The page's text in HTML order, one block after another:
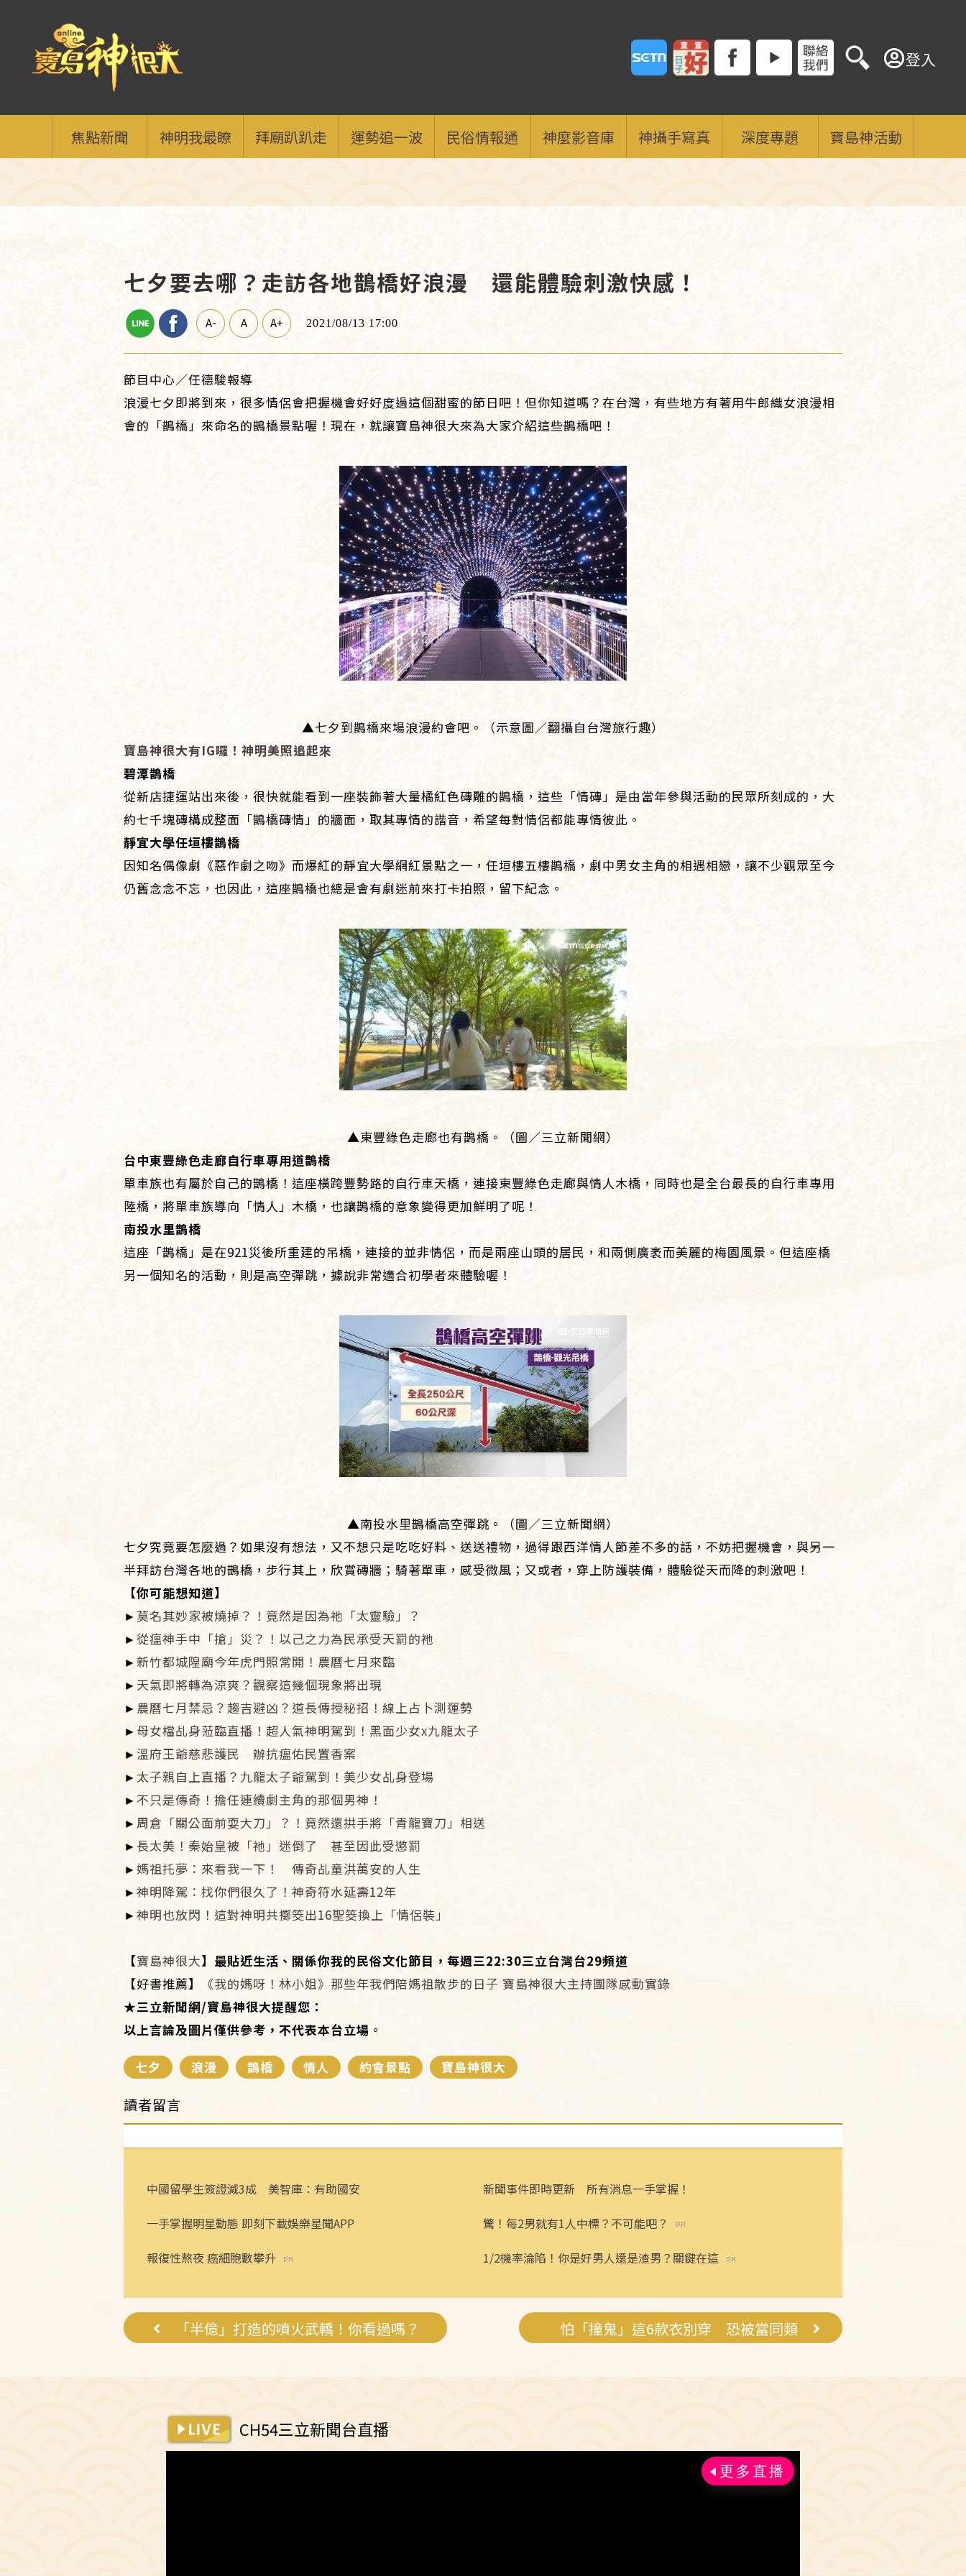
登入
焦點新聞 神明我最瞭 拜廟趴趴走 運勢追一波 民俗情報通 神麼影音庫 神攝手寫真 深度專題 寶島神活動
七夕要去哪？走訪各地鵲橋好浪漫 還能體驗刺激快感！
A- A A+ 2021/08/13 17:00
節目中心／任德駿報導
浪漫七夕即將到來，很多情侶會把握機會好好度過這個甜蜜的節日吧！但你知道嗎？在台灣，有些地方有著用牛郎織女浪漫相
會的「鵲橋」來命名的鵲橋景點喔！現在，就讓寶島神很大來為大家介紹這些鵲橋吧！
▲七夕到鵲橋來場浪漫約會吧。（示意圖／翻攝自台灣旅行趣）
寶島神很大有IG囉！神明美照追起來
碧潭鵲橋
從新店捷運站出來後，很快就能看到一座裝飾著大量橘紅色磚雕的鵲橋，這些「情磚」是由當年參與活動的民眾所刻成的，大
約七千塊磚構成整面「鵲橋磚情」的牆面，取其專情的諧音，希望每對情侶都能專情彼此。
靜宜大學任垣樓鵲橋
因知名偶像劇《惡作劇之吻》而爆紅的靜宜大學網紅景點之一，任垣樓五樓鵲橋，劇中男女主角的相遇相戀，讓不少觀眾至今
仍舊念念不忘，也因此，這座鵲橋也總是會有劇迷前來打卡拍照，留下紀念。
▲東豐綠色走廊也有鵲橋。（圖／三立新聞網）
台中東豐綠色走廊自行車專用道鵲橋
單車族也有屬於自己的鵲橋！這座橫跨豐勢路的自行車天橋，連接東豐綠色走廊與情人木橋，同時也是全台最長的自行車專用
陸橋，將單車族導向「情人」木橋，也讓鵲橋的意象變得更加鮮明了呢！
南投水里鵲橋
這座「鵲橋」是在921災後所重建的吊橋，連接的並非情侶，而是兩座山頭的居民，和兩側廣袤而美麗的梅園風景。但這座橋
另一個知名的活動，則是高空彈跳，據說非常適合初學者來體驗喔！
▲南投水里鵲橋高空彈跳。（圖／三立新聞網）
七夕究竟要怎麼過？如果沒有想法，又不想只是吃吃好料、送送禮物，過得跟西洋情人節差不多的話，不妨把握機會，與另一
半拜訪台灣各地的鵲橋，步行其上，欣賞磚牆；騎著單車，感受微風；又或者，穿上防護裝備，體驗從天而降的刺激吧！
【你可能想知道】
► 莫名其妙家被燒掉？！竟然是因為祂「太靈驗」？
► 從瘟神手中「搶」災？！以己之力為民承受天罰的祂
► 新竹都城隍廟今年虎門照常開！農曆七月來臨
► 天氣即將轉為涼爽？觀察這幾個現象將出現
► 農曆七月禁忌？趨吉避凶？道長傳授秘招！線上占卜測運勢
► 母女檔乩身蒞臨直播！超人氣神明駕到！黑面少女x九龍太子
► 溫府王爺慈悲護民 辦抗瘟佑民置香案
► 太子親自上直播？九龍太子爺駕到！美少女乩身登場
► 不只是傳奇！擔任連續劇主角的那個男神！
► 周倉「關公面前耍大刀」？！竟然還拱手將「青龍寶刀」相送
► 長太美！秦始皇被「祂」迷倒了 甚至因此受懲罰
► 媽祖托夢：來看我一下！ 傳奇乩童洪萬安的人生
► 神明降駕：找你們很久了！神奇符水延壽12年
► 神明也放閃！這對神明共擲筊出16聖筊換上「情侶裝」
【寶島神很大】最貼近生活、關係你我的民俗文化節目，每週三22:30三立台灣台29頻道
【好書推薦】
《我的媽呀！林小姐》那些年我們陪媽祖散步的日子 寶島神很大主持團隊感動實錄
★三立新聞網/寶島神很大提醒您：
以上言論及圖片僅供參考，不代表本台立場 。
七夕 浪漫 鵲橋 情人 約會景點 寶島神很大
讀者留言
中國留學生簽證減3成 美智庫：有助國安
新聞事件即時更新 所有消息一手掌握！
一手掌握明星動態 即刻下載娛樂星聞APP
驚！每2男就有1人中標？不可能吧？
報復性熬夜 癌細胞數攀升
1/2機率淪陷！你是好男人還是渣男？關鍵在這
「半億」打造的噴火武轎！你看過嗎？ 怕「撞鬼」這6款衣別穿 恐被當同類
CH54三立新聞台直播